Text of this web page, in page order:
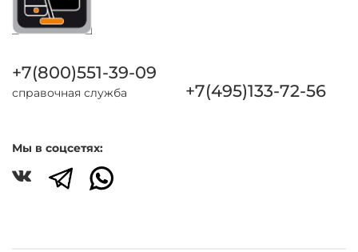
+7(800)551-39-09
справочная служба +7(495)133-72-56
Мы в соцсетях: